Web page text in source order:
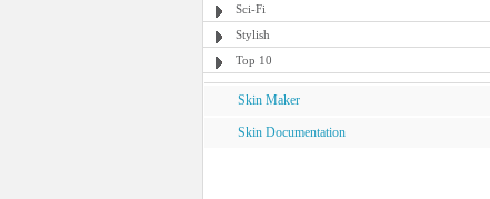
Sci-Fi
Stylish
Top 10
Skin Maker
Skin Documentation